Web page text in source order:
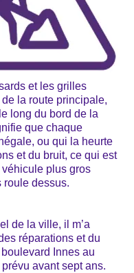
et les grilles
la route principale,
long du bord de la
que chaque
ou qui la heurte
et du bruit, ce qui est
véhicule plus gros
roule dessus.
de la ville, il m’a
réparations et du
Innes au
avant sept ans.